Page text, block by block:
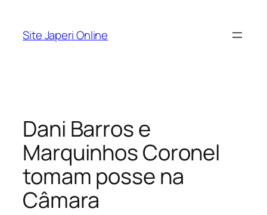
Site Japeri Online
Dani Barros e
Marquinhos Coronel
tomam posse na
Câmara